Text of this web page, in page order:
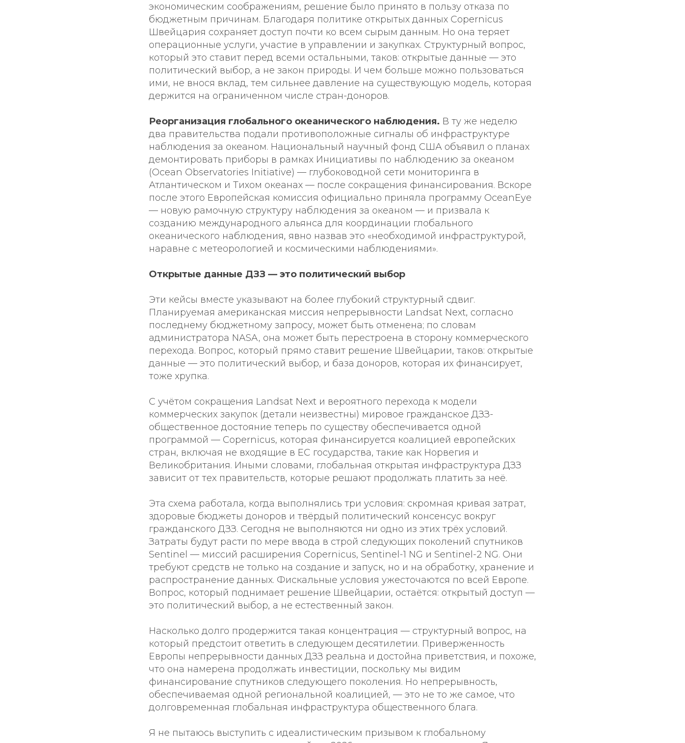
экономическим соображениям, решение было принято в пользу отказа по
бюджетным причинам. Благодаря политике открытых данных Copernicus
Швейцария сохраняет доступ почти ко всем сырым данным. Но она теряет
операционные услуги, участие в управлении и закупках. Структурный вопрос,
который это ставит перед всеми остальными, таков: открытые данные — это
политический выбор, а не закон природы. И чем больше можно пользоваться
ими, не внося вклад, тем сильнее давление на существующую модель, которая
держится на ограниченном числе стран-доноров.
Реорганизация глобального океанического наблюдения. В ту же неделю
два правительства подали противоположные сигналы об инфраструктуре
наблюдения за океаном. Национальный научный фонд США объявил о планах
демонтировать приборы в рамках Инициативы по наблюдению за океаном
(Ocean Observatories Initiative) — глубоководной сети мониторинга в
Атлантическом и Тихом океанах — после сокращения финансирования. Вскоре
после этого Европейская комиссия официально приняла программу OceanEye
— новую рамочную структуру наблюдения за океаном — и призвала к
созданию международного альянса для координации глобального
океанического наблюдения, явно назвав это «необходимой инфраструктурой,
наравне с метеорологией и космическими наблюдениями».
Открытые данные ДЗЗ — это политический выбор
Эти кейсы вместе указывают на более глубокий структурный сдвиг.
Планируемая американская миссия непрерывности Landsat Next, согласно
последнему бюджетному запросу, может быть отменена; по словам
администратора NASA, она может быть перестроена в сторону коммерческого
перехода. Вопрос, который прямо ставит решение Швейцарии, таков: открытые
данные — это политический выбор, и база доноров, которая их финансирует,
тоже хрупка.
С учётом сокращения Landsat Next и вероятного перехода к модели
коммерческих закупок (детали неизвестны) мировое гражданское ДЗЗ-
общественное достояние теперь по существу обеспечивается одной
программой — Copernicus, которая финансируется коалицией европейских
стран, включая не входящие в ЕС государства, такие как Норвегия и
Великобритания. Иными словами, глобальная открытая инфраструктура ДЗЗ
зависит от тех правительств, которые решают продолжать платить за неё.
Эта схема работала, когда выполнялись три условия: скромная кривая затрат,
здоровые бюджеты доноров и твёрдый политический консенсус вокруг
гражданского ДЗЗ. Сегодня не выполняются ни одно из этих трёх условий.
Затраты будут расти по мере ввода в строй следующих поколений спутников
Sentinel — миссий расширения Copernicus, Sentinel-1 NG и Sentinel-2 NG. Они
требуют средств не только на создание и запуск, но и на обработку, хранение и
распространение данных. Фискальные условия ужесточаются по всей Европе.
Вопрос, который поднимает решение Швейцарии, остаётся: открытый доступ —
это политический выбор, а не естественный закон.
Насколько долго продержится такая концентрация — структурный вопрос, на
который предстоит ответить в следующем десятилетии. Приверженность
Европы непрерывности данных ДЗЗ реальна и достойна приветствия, и похоже,
что она намерена продолжать инвестиции, поскольку мы видим
финансирование спутников следующего поколения. Но непрерывность,
обеспечиваемая одной региональной коалицией, — это не то же самое, что
долговременная глобальная инфраструктура общественного блага.
Я не пытаюсь выступить с идеалистическим призывом к глобальному